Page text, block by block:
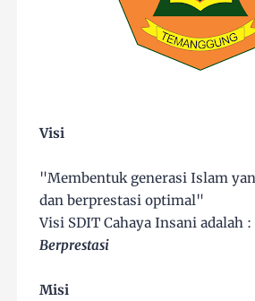
Visi
"Membentuk generasi Islam
dan berprestasi optimal"
Visi SDIT Cahaya Insani adalah :
Berprestasi
Misi